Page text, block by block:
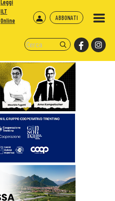
ABBONATI
Leggi
ILT
Online